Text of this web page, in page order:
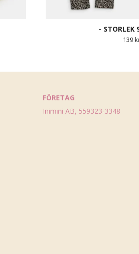
- STORLEK
139
FÖRETAG
Inimini AB, 559323-3348